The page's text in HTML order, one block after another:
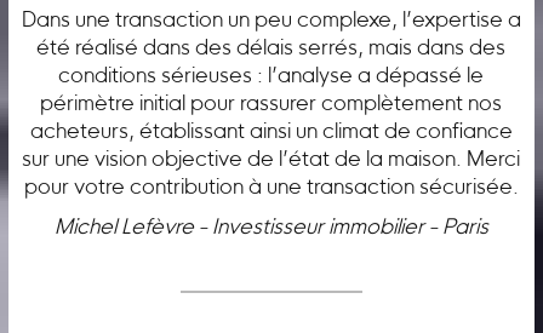
Dans une transaction un peu complexe, l’expertise a
été réalisé dans des délais serrés, mais dans des
conditions sérieuses : l’analyse a dépassé le
périmètre initial pour rassurer complètement nos
acheteurs, établissant ainsi un climat de confiance
sur une vision objective de l’état de la maison. Merci
pour votre contribution à une transaction sécurisée.
Michel Lefèvre - Investisseur immobilier - Paris